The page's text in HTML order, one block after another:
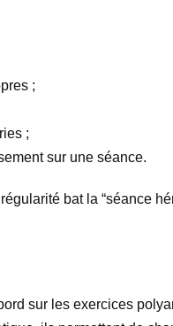
;
;
sur une séance.
bat la “séance
sur les exercices